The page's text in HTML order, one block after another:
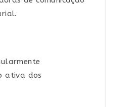
ativa dos